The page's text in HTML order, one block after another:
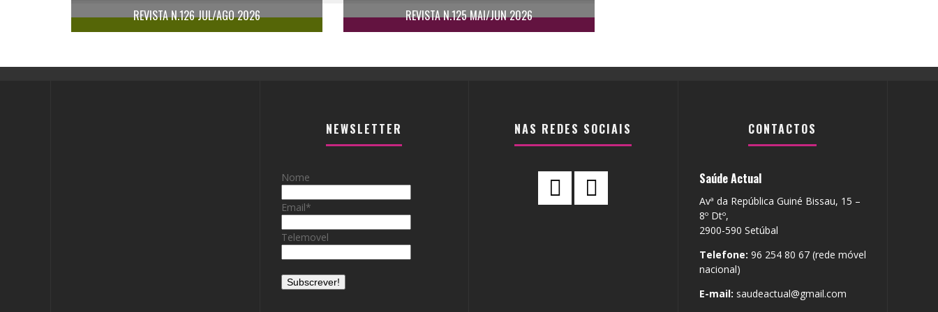
REVISTA N.126 JUL/AGO 2026
REVISTA N.125 MAI/JUN 2026
NEWSLETTER
Nome
Email*
Telemovel
NAS REDES SOCIAIS CONTACTOS
Saúde Actual
Avª da República Guiné Bissau, 15 –
8º Dtº,
2900-590 Setúbal
Telefone: 96 254 80 67 (rede móvel
nacional)
E-mail: saudeactual@gmail.com